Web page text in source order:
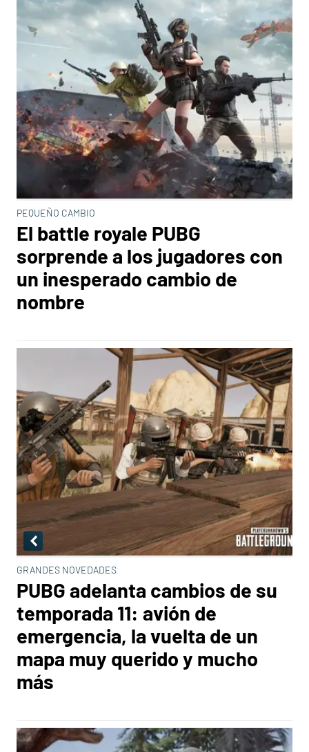
PEQUEÑO CAMBIO
El battle royale PUBG
sorprende a los jugadores con
un inesperado cambio de
nombre
GRANDES NOVEDADES
PUBG adelanta cambios de su
temporada 11: avión de
emergencia, la vuelta de un
mapa muy querido y mucho
más